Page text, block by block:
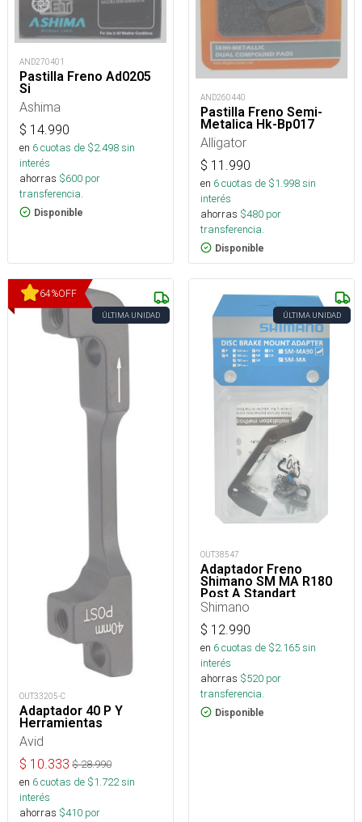
AND270401
Pastilla Freno Ad0205
Si
Ashima
$ 14.990
en 6cuotas de $2.498sin
interés
ahorras $600 por
transferencia.
Disponible
AND260440
Pastilla Freno Semi-
Metalica Hk-Bp017
Alligator
$ 11.990
en 6cuotas de $1.998sin
interés
ahorras $480 por
transferencia.
Disponible
64%OFF
ÚLTIMA UNIDAD
OUT33205-C
Adaptador 40 P Y
Herramientas
Avid
$ 10.333 $28.990
en 6cuotas de $1.722sin
interés
ahorras $410 por
ÚLTIMA UNIDAD
OUT38547
Adaptador Freno
Shimano SM MA R180
Post A Standart
Shimano
$ 12.990
en 6cuotas de $2.165sin
interés
ahorras $520 por
transferencia.
Disponible